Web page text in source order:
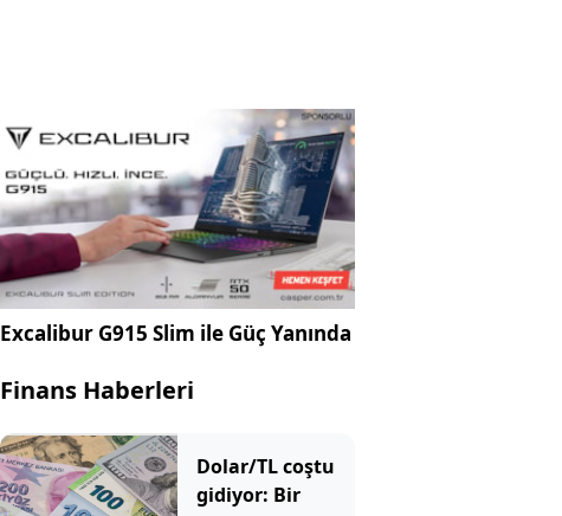
Excalibur G915 Slim ile Güç Yanında
Finans Haberleri
Dolar/TL coştu
gidiyor: Bir